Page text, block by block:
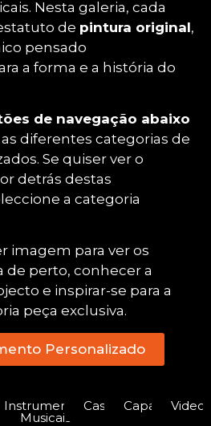
Nesta galeria, cada
de pintura original,
pensado
a forma e a história do
de navegação abaixo
diferentes categorias de
Se quiser ver o
detrás destas
a categoria
imagem para ver os
de perto, conhecer a
e inspirar-se para a
peça exclusiva.
Personalizado
Instrumentos
Musicais
CasacosCapacetesVideos